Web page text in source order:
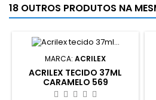
18 OUTROS PRODUTOS NA
MARCA: ACRILEX
ACRILEX TECIDO 37ML
CARAMELO 569